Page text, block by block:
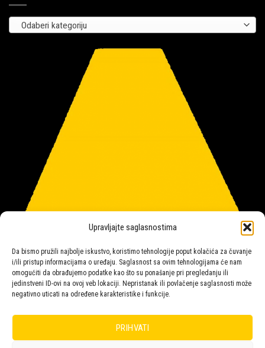
Upravljajte saglasnostima
Da bismo pružili najbolje iskustvo, koristimo tehnologije poput kolačića za čuvanje
i/ili pristup informacijama o uređaju. Saglasnost sa ovim tehnologijama će nam
omogućiti da obrađujemo podatke kao što su ponašanje pri pregledanju ili
jedinstveni ID-ovi na ovoj veb lokaciji. Nepristanak ili povlačenje saglasnosti može
negativno uticati na određene karakteristike i funkcije.
PRIHVATI
Odaberi kategoriju